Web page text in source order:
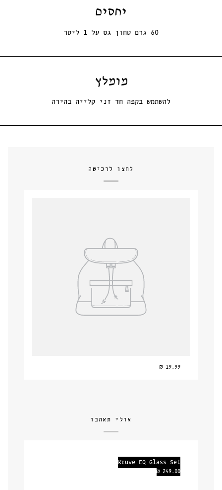
יחסים
60 גרם טחון גס על 1 ליטר
מומלץ
להשתמש בקפה חד זני קלייה בהירה
לחצו לרכישה
19.99 ₪
אולי תאהבו
Kruve
Kruve EQ Glass Set
249.00 ₪